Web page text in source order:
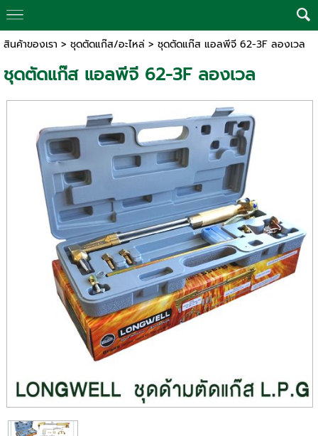
สินค้าของเรา > ชุดตัดแก๊ส/อะไหล่> ชุดตัดแก๊ส แอลพีจี 62-3F ลองเวล
ชุดตัดแก๊ส แอลพีจี 62-3F ลองเวล